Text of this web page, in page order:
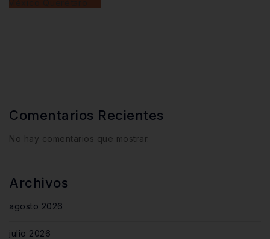
Comentarios Recientes
No hay comentarios que mostrar.
Archivos
agosto 2026
julio 2026